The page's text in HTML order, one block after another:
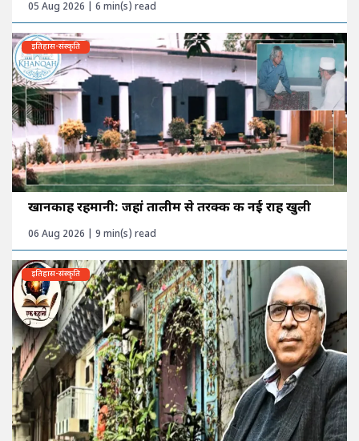
05 Aug 2026 | 6 min(s) read
इतिहास-संस्कृति
खानकाह रहमानी: जहां तालीम से तरक्की की नई राह खुली
06 Aug 2026 | 9 min(s) read
इतिहास-संस्कृति